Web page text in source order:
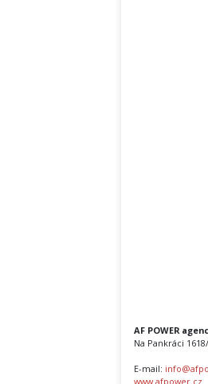
AF POWER
Na Pankráci
E-mail:
www.afpower.cz